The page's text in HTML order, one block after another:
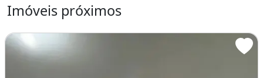
Imóveis próximos